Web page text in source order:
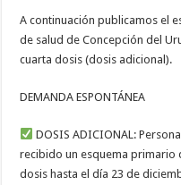
A continuación publicamos el
de salud de Concepción del
cuarta dosis (dosis adicional).
DEMANDA ESPONTÁNEA
DOSIS ADICIONAL:
recibido un esquema primario
dosis hasta el día 23 de